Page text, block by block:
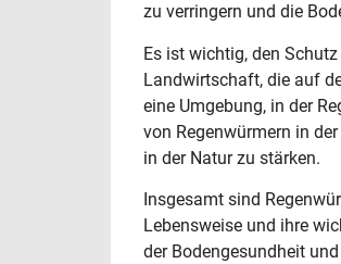
zu verringern und die
Es ist wichtig, den
Landwirtschaft, die auf
eine Umgebung, in der
von Regenwürmern in
in der Natur zu stärken.
Insgesamt sind
Lebensweise und ihre
der Bodengesundheit